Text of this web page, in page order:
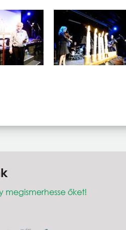
megismerhesse őket!